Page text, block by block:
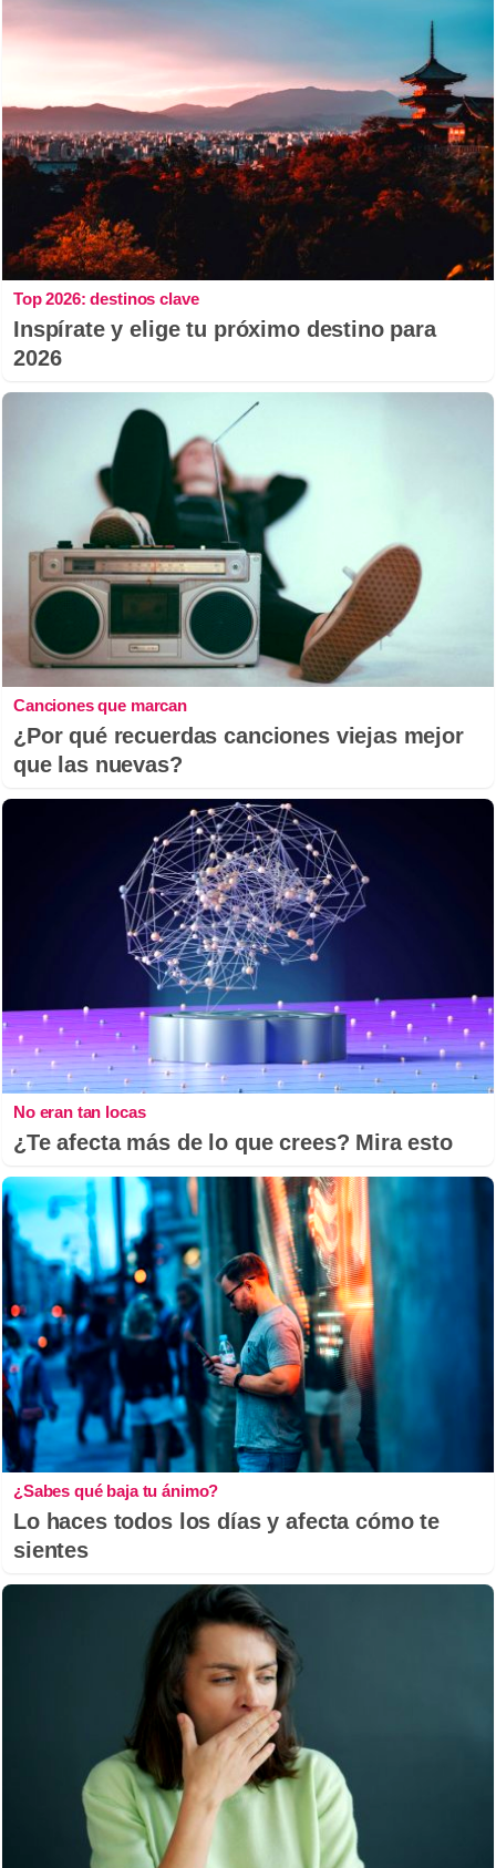
Top 2026: destinos clave
Inspírate y elige tu próximo destino para
2026
Canciones que marcan
¿Por qué recuerdas canciones viejas mejor
que las nuevas?
No eran tan locas
¿Te afecta más de lo que crees? Mira esto
¿Sabes qué baja tu ánimo?
Lo haces todos los días y afecta cómo te
sientes